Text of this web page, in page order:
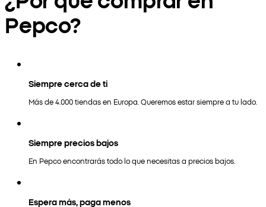
Pepco?
Siempre cerca de ti
Más de 4.000 tiendas en Europa. Queremos estar siempre a tu lado.
Siempre precios bajos
En Pepco encontrarás todo lo que necesitas a precios bajos.
Espera más, paga menos